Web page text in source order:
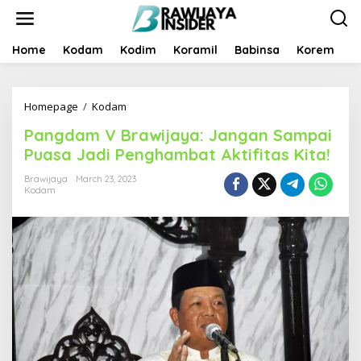
t
Home Kodam Kodim Koramil Babinsa Korem
Homepage / Kodam
n
g
d
a
B
a
w
i
j
a
:
Pangdam V Brawijaya: Jangan Sampai
Puasa Jadi Penghambat Aktifitas Kita!
Brawijaya
March 23, 2023
Kodam